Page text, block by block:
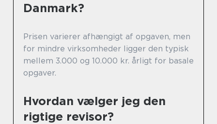
Danmark?
Prisen varierer afhængigt af opgaven, men
for mindre virksomheder ligger den typisk
mellem 3.000 og 10.000 kr. årligt for basale
opgaver.
Hvordan vælger jeg den
rigtige revisor?